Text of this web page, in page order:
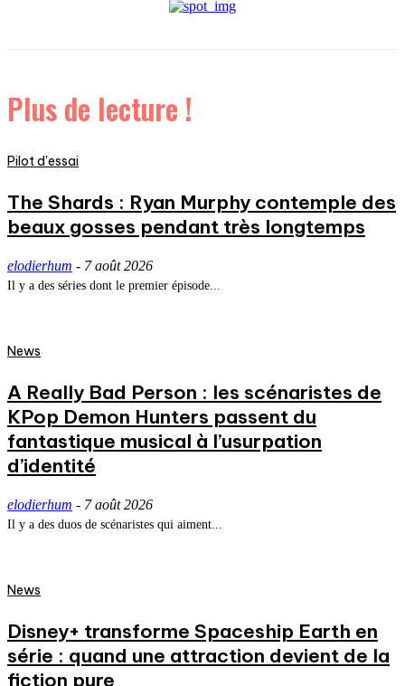
Plus de lecture !
Pilot d'essai
The Shards : Ryan Murphy contemple des
beaux gosses pendant très longtemps
elodierhum - 7 août 2026
Il y a des séries dont le premier épisode...
News
A Really Bad Person : les scénaristes de
KPop Demon Hunters passent du
fantastique musical à l’usurpation
d’identité
elodierhum - 7 août 2026
Il y a des duos de scénaristes qui aiment...
News
Disney+ transforme Spaceship Earth en
série : quand une attraction devient de la
fiction pure